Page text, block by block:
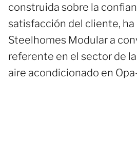
construida sobre la
satisfacción del cliente, ha
Steelhomes Modular a
referente en el sector de
aire acondicionado en